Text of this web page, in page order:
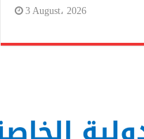
3 August، 2026